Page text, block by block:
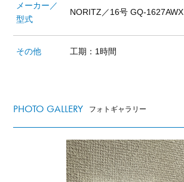
メーカー／
型式
NORITZ／16号 GQ-1627AWX
その他 工期：1時間
PHOTO GALLERY フォトギャラリー